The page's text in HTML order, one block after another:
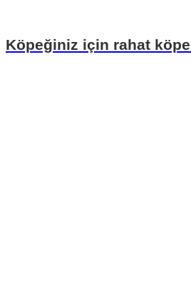
Köpeğiniz için rahat